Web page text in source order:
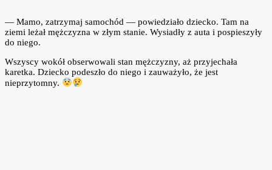
— Mamo, zatrzymaj samochód — powiedziało dziecko. Tam na
ziemi leżał mężczyzna w złym stanie. Wysiadły z auta i pospieszyły
do niego.
Wszyscy wokół obserwowali stan mężczyzny, aż przyjechała
karetka. Dziecko podeszło do niego i zauważyło, że jest
nieprzytomny.